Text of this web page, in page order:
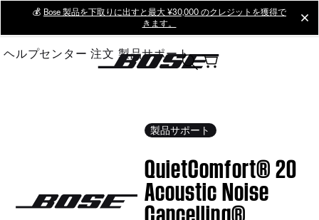
Main
💰 Bose 製品を下取りに出すと最大 ¥30,000 のクレジットを獲得で
きます。
ヘルプセンター 注文 製品サポート
製品サポート
QuietComfort® 20
Acoustic Noise
Cancelling®